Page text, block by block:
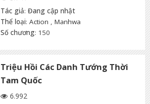
Tác giả: Đang cập nhật
Thể loại: Action , Manhwa
Số chương: 150
Triệu Hồi Các Danh Tướng Thời
Tam Quốc
6.992